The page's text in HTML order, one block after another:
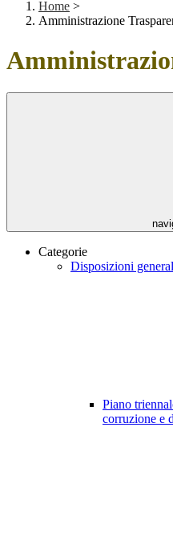
Home >
Amministrazione
Categorie
Disposizioni
Piano
corruzione e